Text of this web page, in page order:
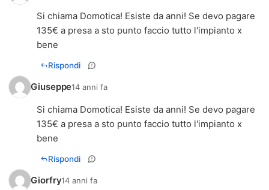
Si chiama Domotica! Esiste da anni! Se devo pagare
135€ a presa a sto punto faccio tutto l'impianto x
bene
Rispondi
Giuseppe14 anni fa
Si chiama Domotica! Esiste da anni! Se devo pagare
135€ a presa a sto punto faccio tutto l'impianto x
bene
Rispondi
Giorfry14 anni fa